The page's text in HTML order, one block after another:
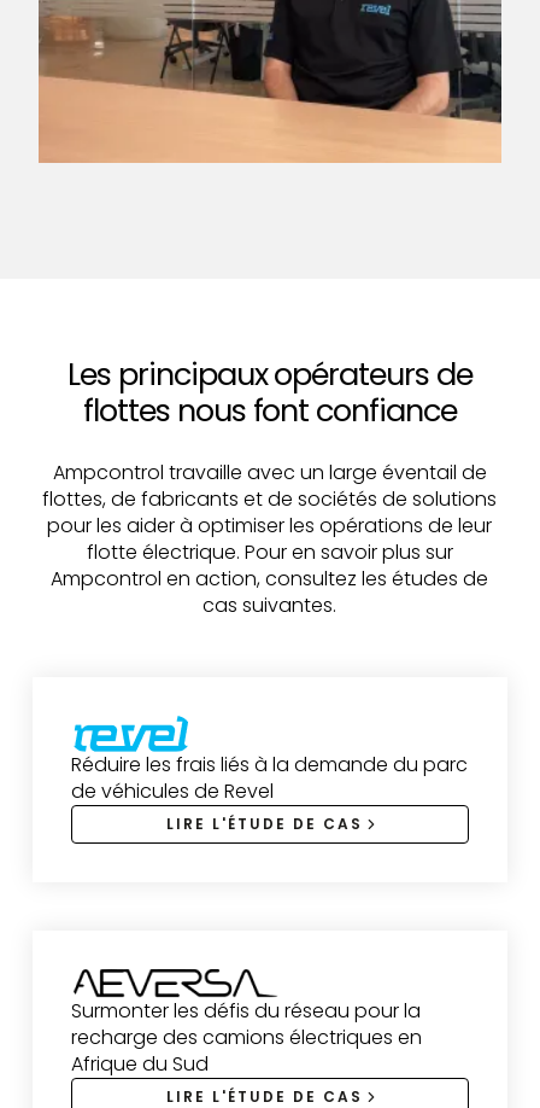
Les principaux opérateurs de
flottes nous font confiance
Ampcontrol travaille avec un large éventail de
flottes, de fabricants et de sociétés de solutions
pour les aider à optimiser les opérations de leur
flotte électrique. Pour en savoir plus sur
Ampcontrol en action, consultez les études de
cas suivantes.
Réduire les frais liés à la demande du parc
de véhicules de Revel
LIRE L'ÉTUDE DE CAS
Surmonter les défis du réseau pour la
recharge des camions électriques en
Afrique du Sud
LIRE L'ÉTUDE DE CAS